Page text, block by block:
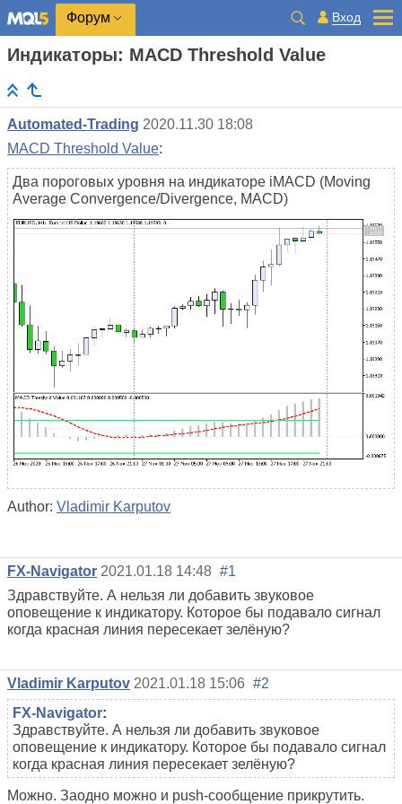
Форум Вход
Индикаторы: MACD Threshold Value
Automated-Trading 2020.11.30 18:08
MACD Threshold Value:
Два пороговых уровня на индикаторе iMACD (Moving
Average Convergence/Divergence, MACD)
Author: Vladimir Karputov
FX-Navigator 2021.01.18 14:48 #1
Здравствуйте. А нельзя ли добавить звуковое
оповещение к индикатору. Которое бы подавало сигнал
когда красная линия пересекает зелёную?
Vladimir Karputov 2021.01.18 15:06 #2
FX-Navigator:
Здравствуйте. А нельзя ли добавить звуковое
оповещение к индикатору. Которое бы подавало сигнал
когда красная линия пересекает зелёную?
Можно. Заодно можно и push-сообщение прикрутить.